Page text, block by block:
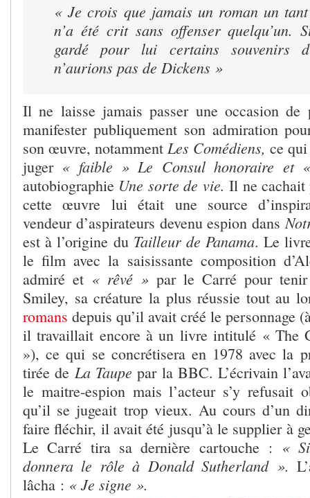
« Je crois que jamais un roman un
n’a été crit sans offenser quelqu’un.
gardé pour lui certains souvenirs
n’aurions pas de Dickens »
Il ne laisse jamais passer une occasion de
manifester publiquement son admiration
son œuvre, notamment Les Comédiens, ce qui
juger« faible » Le Consul honoraire et «
autobiographie Une sorte de vie. Il ne cachait
cette œuvre lui était une source
vendeur d’aspirateurs devenu espion dans
est à l’origine du Tailleur de Panama. Le
le film avec la saisissante composition
admiré et « rêvé » par le Carré pour
Smiley, sa créature la plus réussie tout au
romans depuis qu’il avait créé le personnage
il travaillait encore à un livre intitulé « The
»), ce qui se concrétisera en 1978 avec la
tirée de La Taupe par la BBC. L’écrivain
le maitre-espion mais l’acteur s’y refusait
qu’il se jugeait trop vieux. Au cours d’un
faire fléchir, il avait été jusqu’à le supplier à
Le Carré tira sa dernière cartouche : «
donnera le rôle à Donald Sutherland ».
lâcha : « Je signe ».